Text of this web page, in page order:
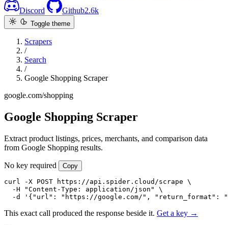
Discord Github2.6k
Toggle theme
Scrapers
/
Search
/
Google Shopping Scraper
google.com/shopping
Google Shopping Scraper
Extract product listings, prices, merchants, and comparison data
from Google Shopping results.
No key required Copy
curl -X POST https://api.spider.cloud/scrape \
  -H "Content-Type: application/json" \
-d '{"url": "https://google.com/", "return_format":
This exact call produced the response beside it. Get a key →